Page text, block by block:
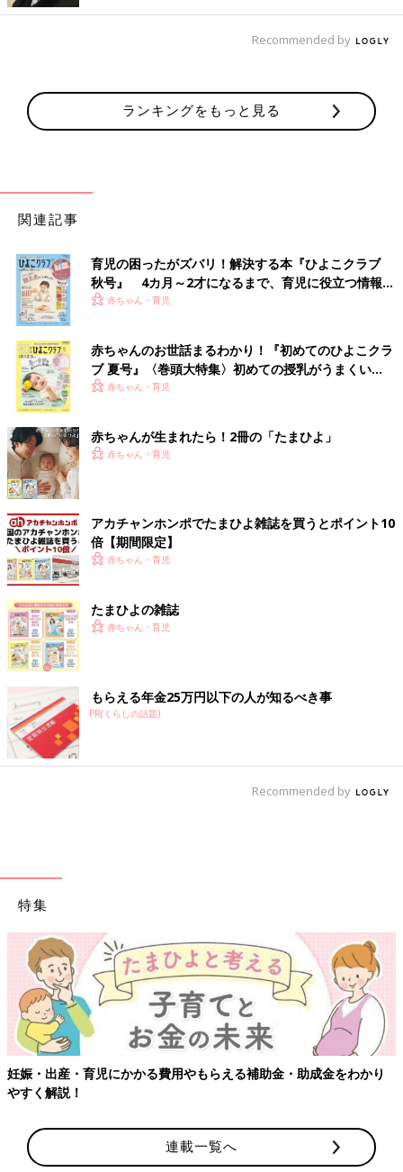
Recommended by
ランキングをもっと見る
関連記事
育児の困ったがズバリ！解決する本『ひよこクラブ
秋号』 4カ月～2才になるまで、育児に役立つ情報が
いっぱい！
赤ちゃん・育児
赤ちゃんのお世話まるわかり！『初めてのひよこクラ
ブ 夏号』〈巻頭大特集〉初めての授乳がうまくい
く！ おっぱい・ミルクの基本と夏のトラブル 解決テ
赤ちゃん・育児
赤ちゃんが生まれたら！2冊の「たまひよ」
赤ちゃん・育児
アカチャンホンポでたまひよ雑誌を買うとポイント10
倍【期間限定】
赤ちゃん・育児
たまひよの雑誌
赤ちゃん・育児
もらえる年金25万円以下の人が知るべき事
PR(くらしの話題)
Recommended by
特集
妊娠・出産・育児にかかる費用やもらえる補助金・助成金をわかり
やすく解説！
連載一覧へ